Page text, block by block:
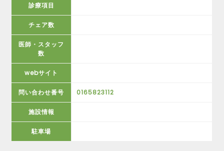
診療項目
チェア数
医師・スタッフ
数
webサイト
問い合わせ番号 0165823112
施設情報
駐車場